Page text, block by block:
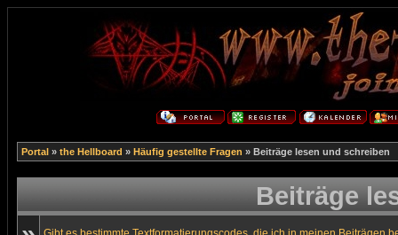
Portal » the Hellboard » Häufig gestellte Fragen » Beiträge lesen und schreiben
Beiträge